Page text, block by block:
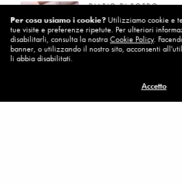
DIARIO DI BORDO
La vita vince sempre
8 Ottobre 2018
Per cambiare ci vuole
8 Ottobre 2018
Per cosa usiamo i cookie? Utilizziamo cookie e
tue visite e preferenze ripetute. Per ulteriori
disabilitarli, consulta la nostraCookie Policy.
banner, o utilizzando il nostro sito, acconsenti
li abbia disabilitati.
Accetto